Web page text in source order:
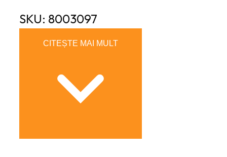
SKU: 8003097